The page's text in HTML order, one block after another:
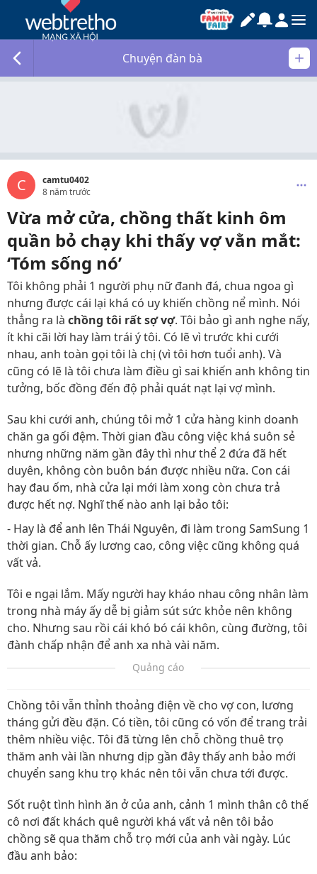
Chuyện đàn bà
C
camtu0402
8 năm trước
Vừa mở cửa, chồng thất kinh ôm
quần bỏ chạy khi thấy vợ vằn mắt:
‘Tóm sống nó’
Tôi không phải 1 người phụ nữ đanh đá, chua ngoa gì
nhưng được cái lại khá có uy khiến chồng nể mình. Nói
thẳng ra là chồng tôi rất sợ vợ. Tôi bảo gì anh nghe nấy,
ít khi cãi lời hay làm trái ý tôi. Có lẽ vì trước khi cưới
nhau, anh toàn gọi tôi là chị (vì tôi hơn tuổi anh). Và
cũng có lẽ là tôi chưa làm điều gì sai khiến anh không tin
tưởng, bốc đồng đến độ phải quát nạt lại vợ mình.
Sau khi cưới anh, chúng tôi mở 1 cửa hàng kinh doanh
chăn ga gối đệm. Thời gian đầu công việc khá suôn sẻ
nhưng những năm gần đây thì như thể 2 đứa đã hết
duyên, không còn buôn bán được nhiều nữa. Con cái
hay đau ốm, nhà cửa lại mới làm xong còn chưa trả
được hết nợ. Nghĩ thế nào anh lại bảo tôi:
- Hay là để anh lên Thái Nguyên, đi làm trong SamSung 1
thời gian. Chỗ ấy lương cao, công việc cũng không quá
vất vả.
Tôi e ngại lắm. Mấy người hay kháo nhau công nhân làm
trong nhà máy ấy dễ bị giảm sút sức khỏe nên không
cho. Nhưng sau rồi cái khó bó cái khôn, cùng đường, tôi
đành chấp nhận để anh xa nhà vài năm.
Quảng cáo
Chồng tôi vẫn thỉnh thoảng điện về cho vợ con, lương
tháng gửi đều đặn. Có tiền, tôi cũng có vốn để trang trải
thêm nhiều việc. Tôi đã từng lên chỗ chồng thuê trọ
thăm anh vài lần nhưng dịp gần đây thấy anh bảo mới
chuyển sang khu trọ khác nên tôi vẫn chưa tới được.
Sốt ruột tình hình ăn ở của anh, cảnh 1 mình thân cô thế
cô nơi đất khách quê người khá vất vả nên tôi bảo
chồng sẽ qua thăm chỗ trọ mới của anh vài ngày. Lúc
đầu anh bảo: